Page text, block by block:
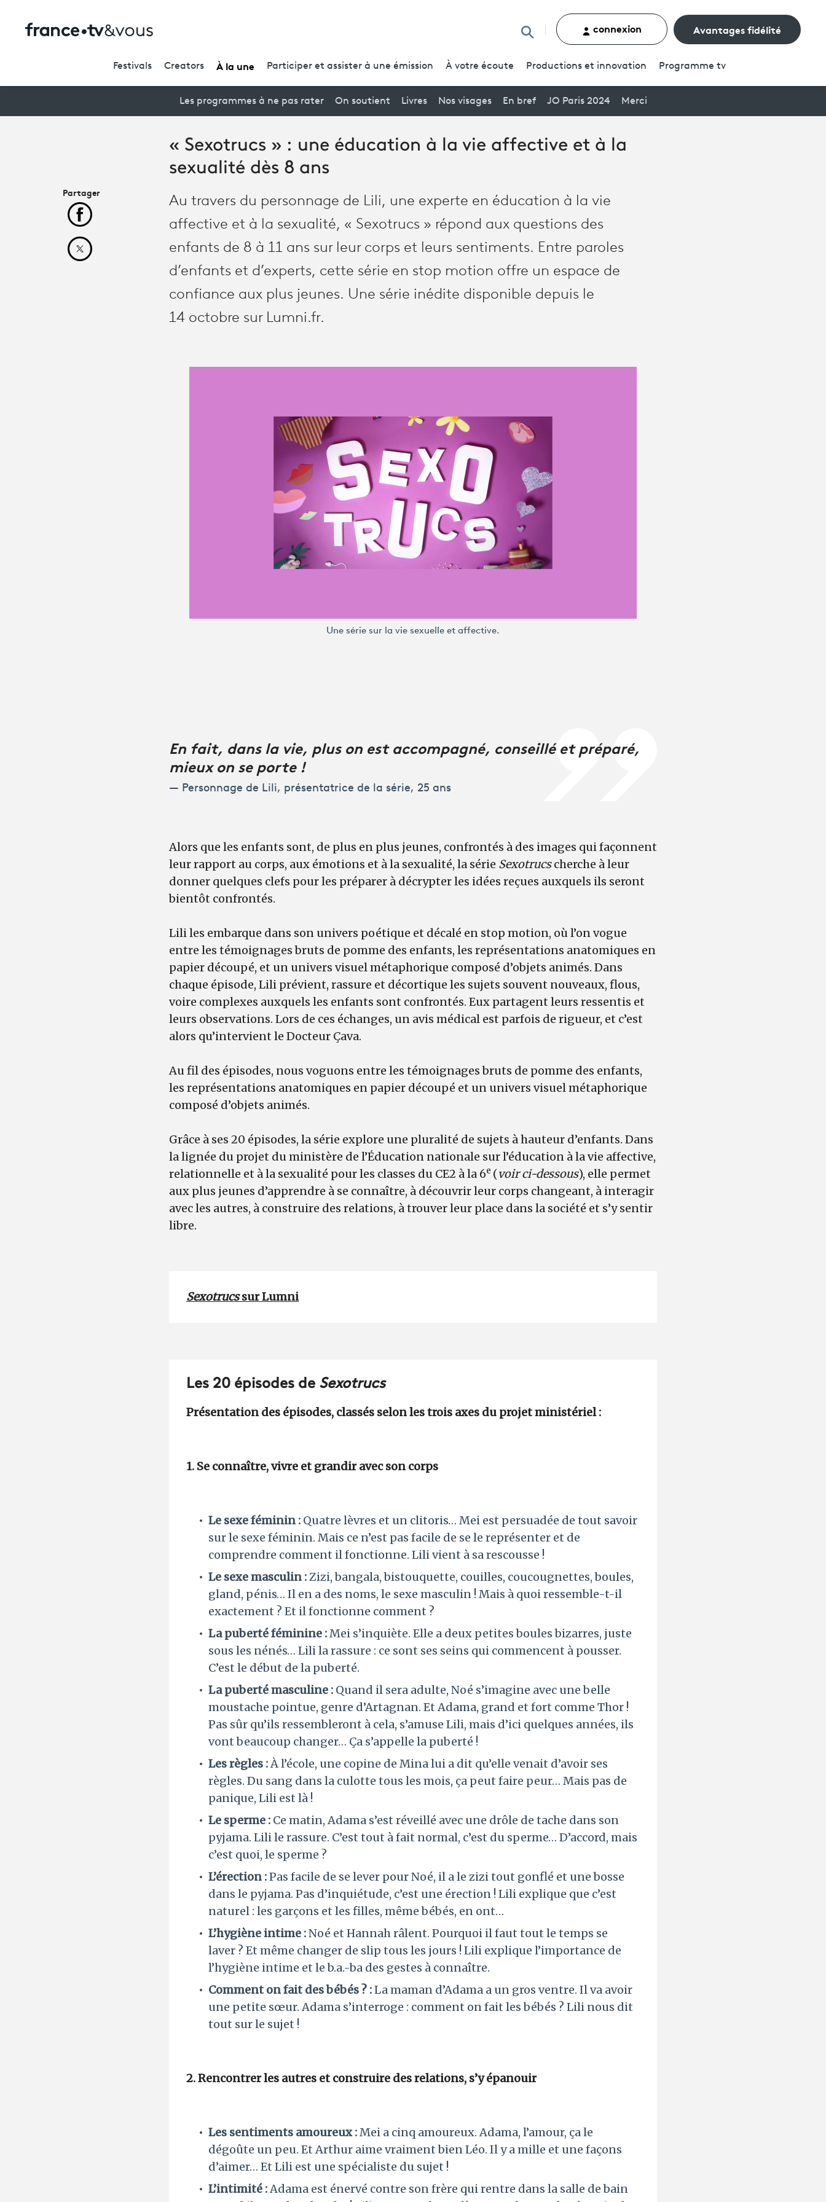
Rechercher un contenu
connexion Avantages fidélité
Festivals Creators À la une Participer et assister à une émission À votre écoute Productions et innovation Programme tv
Les programmes à ne pas rater On soutient Livres Nos visages En bref JO Paris 2024 Merci
« Sexotrucs » : une éducation à la vie affective et à la
sexualité dès 8 ans
Au travers du personnage de Lili, une experte en éducation à la vie
affective et à la sexualité, « Sexotrucs » répond aux questions des
enfants de 8 à 11 ans sur leur corps et leurs sentiments. Entre paroles
d’enfants et d’experts, cette série en stop motion offre un espace de
confiance aux plus jeunes. Une série inédite disponible depuis le
14 octobre sur Lumni.fr.
Une série sur la vie sexuelle et affective.
En fait, dans la vie, plus on est accompagné, conseillé et préparé,
mieux on se porte !
Personnage de Lili, présentatrice de la série, 25 ans
Alors que les enfants sont, de plus en plus jeunes, confrontés à des images qui façonnent
leur rapport au corps, aux émotions et à la sexualité, la série Sexotrucscherche à leur
donner quelques clefs pour les préparer à décrypter les idées reçues auxquels ils seront
bientôt confrontés.
Lili les embarque dans son univers poétique et décalé en stop motion, où l’on vogue
entre les témoignages bruts de pomme des enfants, les représentations anatomiques en
papier découpé, et un univers visuel métaphorique composé d’objets animés. Dans
chaque épisode, Lili prévient, rassure et décortique les sujets souvent nouveaux, flous,
voire complexes auxquels les enfants sont confrontés. Eux partagent leurs ressentis et
leurs observations. Lors de ces échanges, un avis médical est parfois de rigueur, et c’est
alors qu’intervient le Docteur Çava.
Au fil des épisodes, nous voguons entre les témoignages bruts de pomme des enfants,
les représentations anatomiques en papier découpé et un univers visuel métaphorique
composé d’objets animés.
Grâce à ses 20 épisodes, la série explore une pluralité de sujets à hauteur d’enfants. Dans
la lignée du projet du ministère de l’Éducation nationale sur l’éducation à la vie affective,
relationnelle et à la sexualité pour les classes du CE2 à la 6e (voir ci-dessous), elle permet
aux plus jeunes d’apprendre à se connaître, à découvrir leur corps changeant, à interagir
avec les autres, à construire des relations, à trouver leur place dans la société et s’y sentir
libre.
Sexotrucssur Lumni
Les 20 épisodes de Sexotrucs
Présentation des épisodes, classés selon les trois axes du projet ministériel :
1. Se connaître, vivre et grandir avec son corps
Le sexe féminin : Quatre lèvres et un clitoris… Mei est persuadée de tout savoir
sur le sexe féminin. Mais ce n’est pas facile de se le représenter et de
comprendre comment il fonctionne. Lili vient à sa rescousse !
Le sexe masculin :Zizi, bangala, bistouquette, couilles, coucougnettes, boules,
gland, pénis… Il en a des noms, le sexe masculin ! Mais à quoi ressemble-t-il
exactement ? Et il fonctionne comment ?
La puberté féminine :Mei s’inquiète. Elle a deux petites boules bizarres, juste
sous les nénés… Lili la rassure : ce sont ses seins qui commencent à pousser.
C’est le début de la puberté.
La puberté masculine : Quand il sera adulte, Noé s’imagine avec une belle
moustache pointue, genre d’Artagnan. Et Adama, grand et fort comme Thor !
Pas sûr qu’ils ressembleront à cela, s’amuse Lili, mais d’ici quelques années, ils
vont beaucoup changer… Ça s’appelle la puberté !
Les règles :À l’école, une copine de Mina lui a dit qu’elle venait d’avoir ses
règles. Du sang dans la culotte tous les mois, ça peut faire peur… Mais pas de
panique, Lili est là !
Le sperme : Ce matin, Adama s’est réveillé avec une drôle de tache dans son
pyjama. Lili le rassure. C’est tout à fait normal, c’est du sperme… D’accord, mais
c’est quoi, le sperme ?
L’érection :Pas facile de se lever pour Noé, il a le zizi tout gonflé et une bosse
dans le pyjama. Pas d’inquiétude, c’est une érection ! Lili explique que c’est
naturel : les garçons et les filles, même bébés, en ont…
L’hygiène intime :Noé et Hannah râlent. Pourquoi il faut tout le temps se
laver ? Et même changer de slip tous les jours ! Lili explique l’importance de
l’hygiène intime et le b.a.-ba des gestes à connaître.
Comment on fait des bébés ? :La maman d’Adama a un gros ventre. Il va avoir
une petite sœur. Adama s’interroge : comment on fait les bébés ? Lili nous dit
tout sur le sujet !
2. Rencontrer les autres et construire des relations, s’y épanouir
Les sentiments amoureux :Mei a cinq amoureux. Adama, l’amour, ça le
dégoûte un peu. Et Arthur aime vraiment bien Léo. Il y a mille et une façons
d’aimer… Et Lili est une spécialiste du sujet !
L’intimité :Adama est énervé contre son frère qui rentre dans la salle de bain
Partager
Partager cet article sur Facebook
Partager cet article sur X